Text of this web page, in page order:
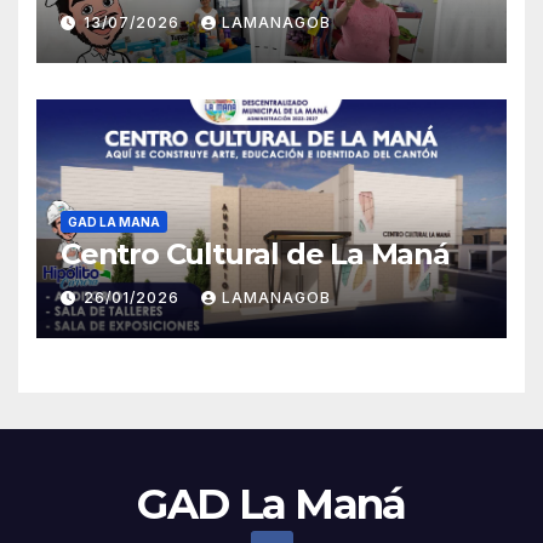
13/07/2026 LAMANAGOB
GAD LA MANA
Centro Cultural de La Maná
26/01/2026 LAMANAGOB
GAD La Maná